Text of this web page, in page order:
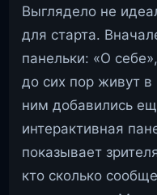
Выглядело не
для старта.
панельки: «О
до сих пор живут
ним добавились
интерактивная
показывает
кто сколько